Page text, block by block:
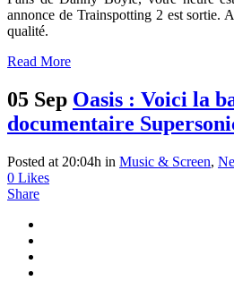
annonce de Trainspotting 2 est sortie.
qualité.
Read More
05 Sep Oasis : Voici la
documentaire
Posted at 20:04h in Music & Screen,
0 Likes
Share